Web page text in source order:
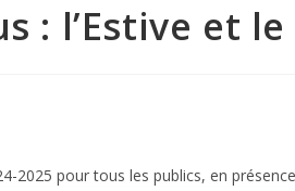
: l’Estive et
2025 pour tous les publics, en